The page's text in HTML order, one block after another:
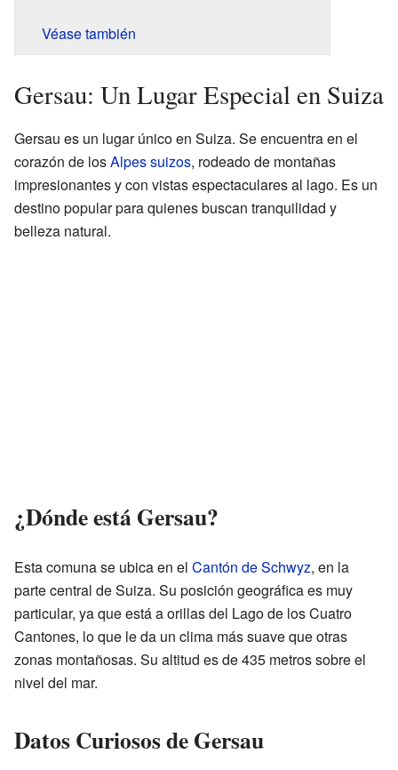
Véase también
Gersau: Un Lugar Especial en Suiza
Gersau es un lugar único en Suiza. Se encuentra en el
corazón de losAlpes suizos, rodeado de montañas
impresionantes y con vistas espectaculares al lago. Es un
destino popular para quienes buscan tranquilidad y
belleza natural.
¿Dónde está Gersau?
Esta comuna se ubica en el Cantón de Schwyz, en la
parte central de Suiza. Su posición geográfica es muy
particular, ya que está a orillas del Lago de los Cuatro
Cantones, lo que le da un clima más suave que otras
zonas montañosas. Su altitud es de 435 metros sobre el
nivel del mar.
Datos Curiosos de Gersau